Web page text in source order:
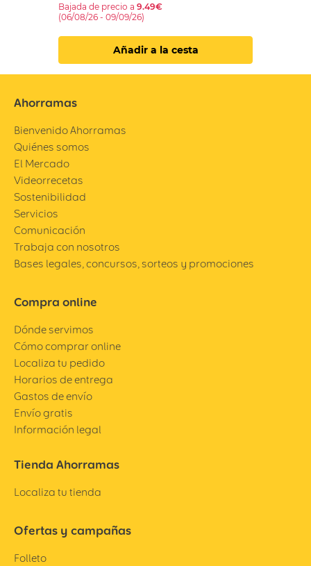
Bajada de precio a 9.49€
(06/08/26 - 09/09/26)
Añadir a la cesta
Ahorramas
Bienvenido Ahorramas
Quiénes somos
El Mercado
Videorrecetas
Sostenibilidad
Servicios
Comunicación
Trabaja con nosotros
Bases legales, concursos, sorteos y promociones
Compra online
Dónde servimos
Cómo comprar online
Localiza tu pedido
Horarios de entrega
Gastos de envío
Envío gratis
Información legal
Tienda Ahorramas
Localiza tu tienda
Ofertas y campañas
Folleto